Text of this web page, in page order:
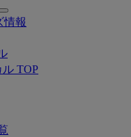
Open
submenu
情報
TOP